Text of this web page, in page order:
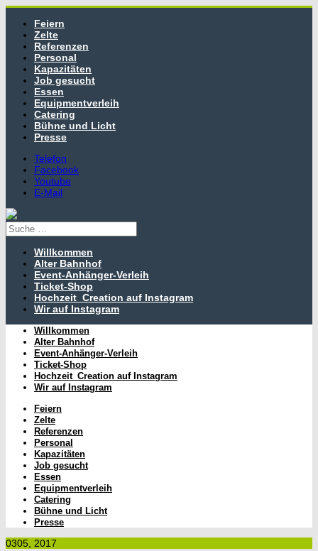
Feiern
Zelte
Referenzen
Personal
Kapazitäten
Job gesucht
Essen
Equipmentverleih
Catering
Bühne und Licht
Presse
Telefon
Facebook
Youtube
E-Mail
Willkommen
Alter Bahnhof
Event-Anhänger-Verleih
Ticket-Shop
Hochzeit_Creation auf Instagram
Wir auf Instagram
Willkommen
Alter Bahnhof
Event-Anhänger-Verleih
Ticket-Shop
Hochzeit_Creation auf Instagram
Wir auf Instagram
Feiern
Zelte
Referenzen
Personal
Kapazitäten
Job gesucht
Essen
Equipmentverleih
Catering
Bühne und Licht
Presse
0305, 2017